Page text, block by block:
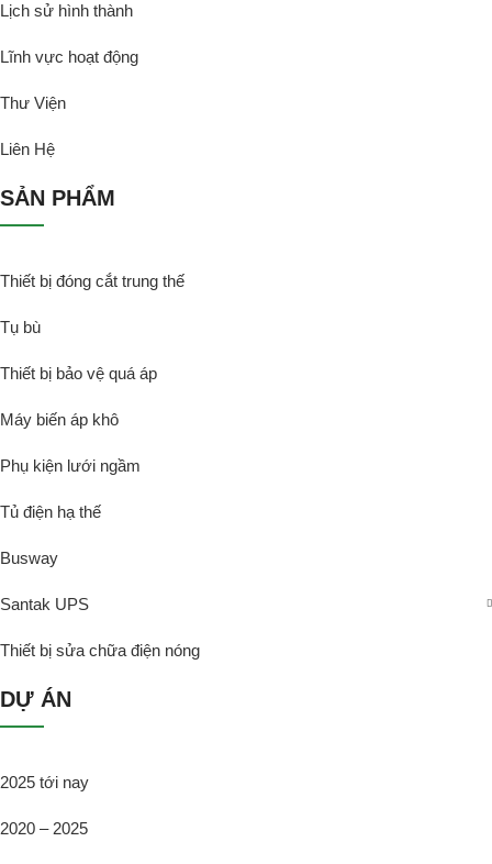
Lịch sử hình thành
Lĩnh vực hoạt động
Thư Viện
Liên Hệ
SẢN PHẨM
Thiết bị đóng cắt trung thế
Tụ bù
Thiết bị bảo vệ quá áp
Máy biến áp khô
Phụ kiện lưới ngầm
Tủ điện hạ thế
Busway
Santak UPS
Thiết bị sửa chữa điện nóng
DỰ ÁN
2025 tới nay
2020 – 2025